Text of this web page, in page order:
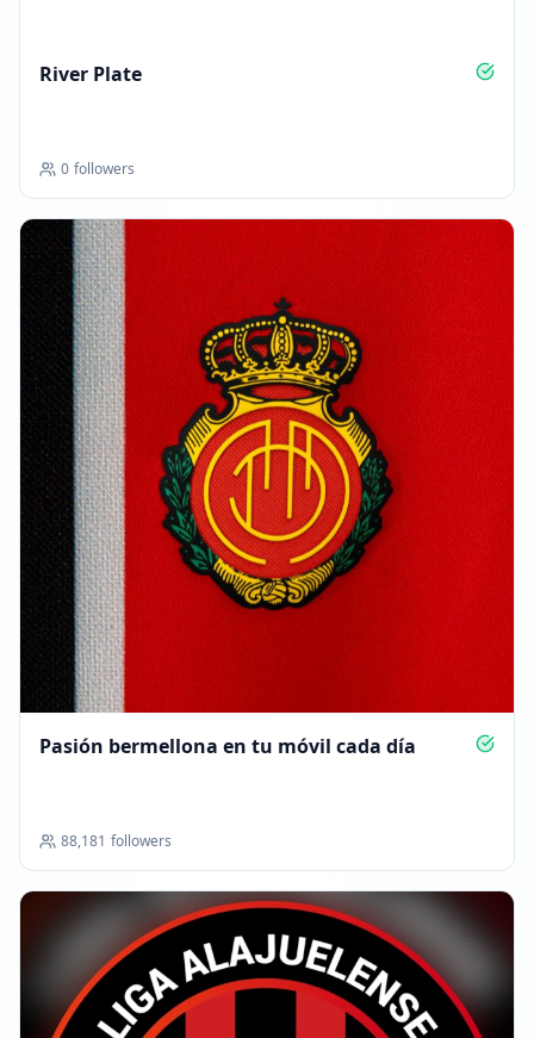
River Plate
0 followers
Pasión bermellona en tu móvil cada día
88,181 followers